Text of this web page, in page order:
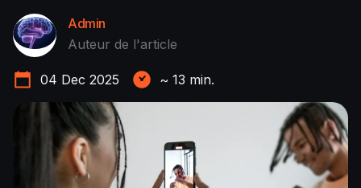
Admin
Auteur de l'article
04 Dec 2025 ~ 13 min.